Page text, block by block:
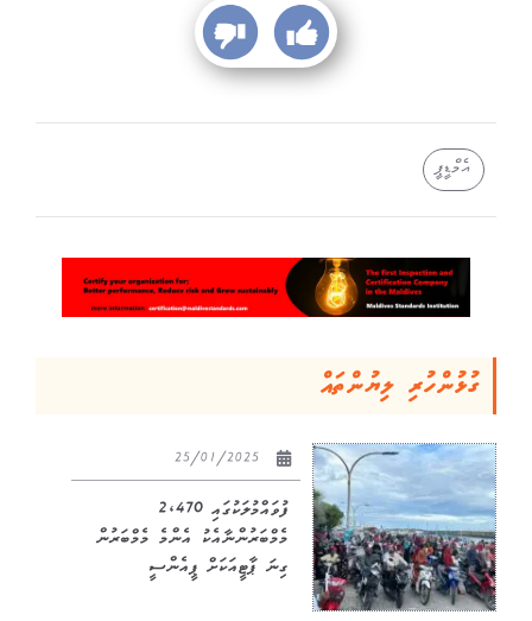
އެމްޑީޕީ
ގުޅުންހުރި ލިޔުންތައް
ފުވައްމުލަކުގައި 2,470
މެމްބަރުންނާއެކު އެންމެ މެމްބަރުން
ގިނަ ޕާޓީއަކަށް ޕީއެންސީ